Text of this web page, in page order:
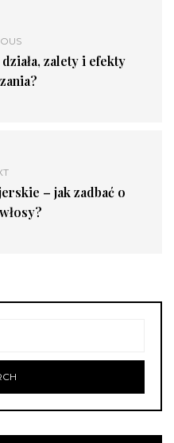
zalety i efekty
– jak zadbać o